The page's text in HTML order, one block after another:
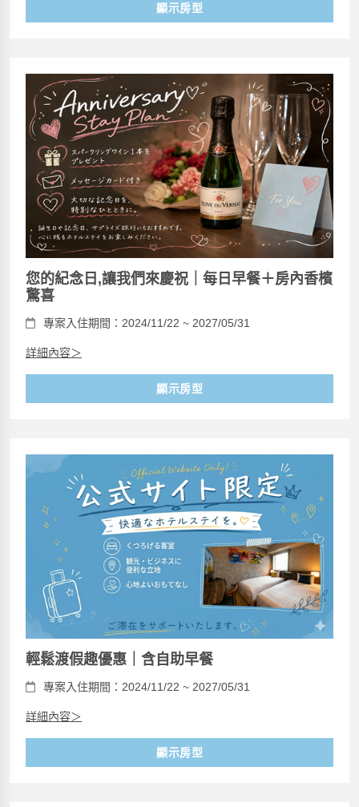
顯示房型
您的紀念日,讓我們來慶祝｜每日早餐＋房內香檳
驚喜
專案入住期間：2024/11/22 ~ 2027/05/31
詳細內容＞
顯示房型
輕鬆渡假趣優惠｜含自助早餐
專案入住期間：2024/11/22 ~ 2027/05/31
詳細內容＞
顯示房型